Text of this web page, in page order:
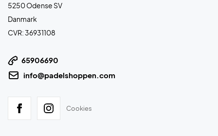
5250 Odense SV
Danmark
CVR: 36931108
65906690
info@padelshoppen.com
Cookies